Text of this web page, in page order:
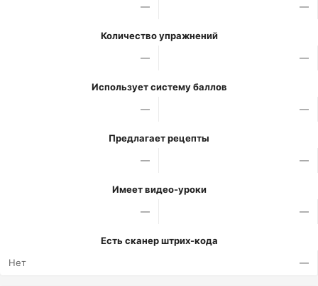
—
—
Количество упражнений
—
—
Использует систему баллов
—
—
Предлагает рецепты
—
—
Имеет видео-уроки
—
—
Есть сканер штрих-кода
Нет
—